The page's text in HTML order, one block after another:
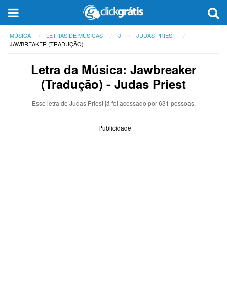
MÚSICA LETRAS DE MÚSICAS J
JUDAS PRIEST
JAWBREAKER (TRADUÇÃO)
Letra da Música: Jawbreaker
(Tradução) - Judas Priest
Esse letra de Judas Priest já foi acessado por 631 pessoas.
Publicidade